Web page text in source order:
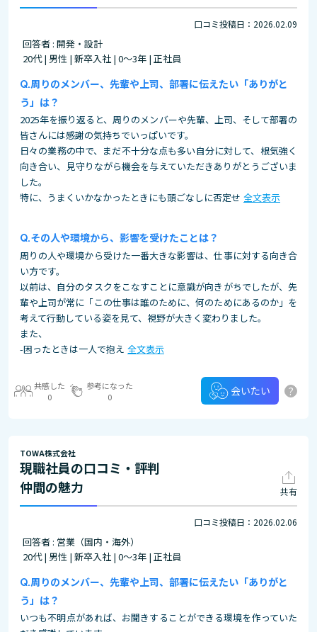
口コミ投稿日：2026.02.09
回答者 : 開発・設計
20代 | 男性 | 新卒入社 | 0～3年 | 正社員
周りのメンバー、先輩や上司、部署に伝えたい「ありがと
う」は？
2025年を振り返ると、周りのメンバーや先輩、上司、そして部署の
皆さんには感謝の気持ちでいっぱいです。
日々の業務の中で、まだ不十分な点も多い自分に対して、根気強く
向き合い、見守りながら機会を与えていただきありがとうございま
した。
特に、うまくいかなかったときにも頭ごなしに否定せ 全文表示
その⼈や環境から、影響を受けたことは？
周りの人や環境から受けた一番大きな影響は、仕事に対する向き合
い方です。
以前は、自分のタスクをこなすことに意識が向きがちでしたが、先
輩や上司が常に「この仕事は誰のために、何のためにあるのか」を
考えて行動している姿を見て、視野が大きく変わりました。
また、
-困ったときは一人で抱え 全文表示
共感した
0
参考になった
0
会いたい ?
TOWA株式会社
現職社員の口コミ・評判
仲間の魅力
共有
口コミ投稿日：2026.02.06
回答者 : 営業（国内・海外）
20代 | 男性 | 新卒入社 | 0～3年 | 正社員
周りのメンバー、先輩や上司、部署に伝えたい「ありがと
う」は？
いつも不明点があれば、お聞きすることができる環境を作っていた